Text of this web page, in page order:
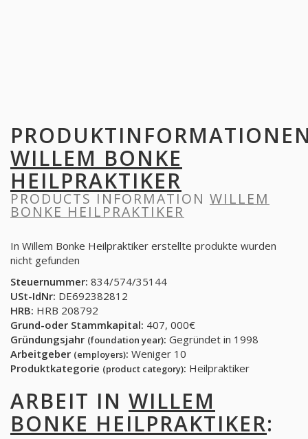
WILLEM BONKE
HEILPRAKTIKER
PRODUCTS INFORMATION WILLEM
BONKE HEILPRAKTIKER
In Willem Bonke Heilpraktiker erstellte produkte wurden
nicht gefunden
Steuernummer: 834/574/35144
USt-IdNr: DE692382812
HRB: HRB 208792
Grund-oder Stammkapital: 407, 000€
Gründungsjahr (foundation year): Gegründet in 1998
Arbeitgeber (employers): Weniger 10
Produktkategorie (product category): Heilpraktiker
ARBEIT IN WILLEM
BONKE HEILPRAKTIKER: